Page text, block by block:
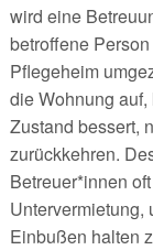
wird eine
betroffene
Pflegeheim
die Wohnung
Zustand bessert,
zurückkehren.
Betreuer*innen
Einbußen halten